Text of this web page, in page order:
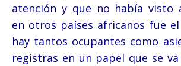
atención y que no había visto
en otros países africanos fue
hay tantos ocupantes como
registras en un papel que se va